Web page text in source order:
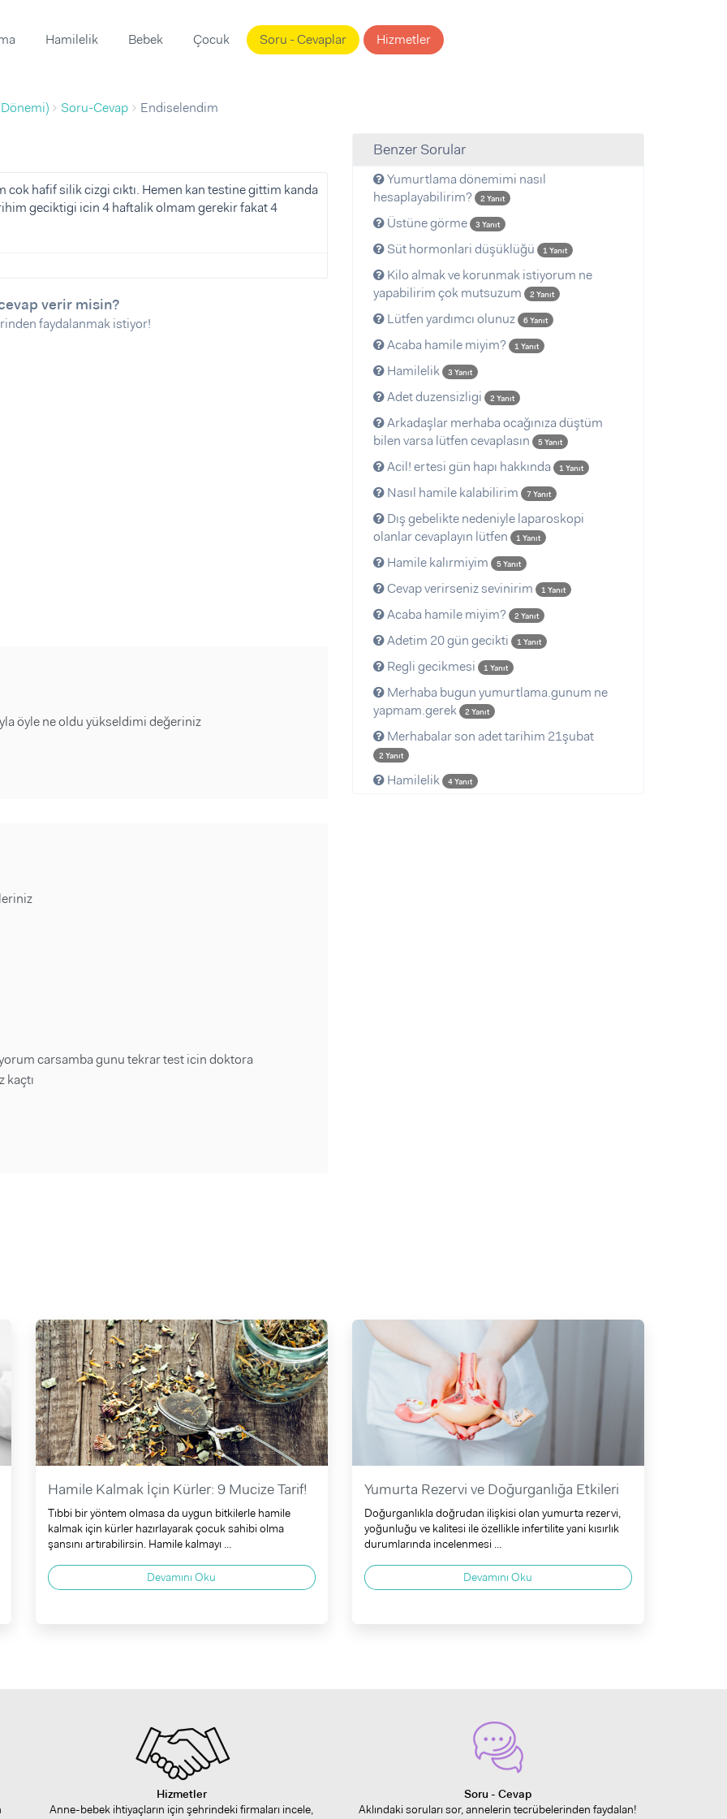
Hamilelik Bebek Çocuk Soru - Cevaplar Hizmetler
Soru-Cevap Endiselendim
hafif silik cizgi cıktı. Hemen kan testine gittim kanda
geciktigi icin 4 haftalik olmam gerekir fakat 4
verir misin?
faydalanmak istiyor!
öyle ne oldu yükseldimi değeriniz
carsamba gunu tekrar test icin doktora
kaçtı
Benzer Sorular
Yumurtlama dönemimi nasıl
hesaplayabilirim?
2 Yanıt
Üstüne görme 3 Yanıt
Süt hormonlari düşüklüğü 1 Yanıt
Kilo almak ve korunmak istiyorum ne
yapabilirim çok mutsuzum
2 Yanıt
Lütfen yardımcı olunuz 6 Yanıt
Acaba hamile miyim? 1 Yanıt
Hamilelik 3 Yanıt
Adet duzensizligi 2 Yanıt
Arkadaşlar merhaba ocağınıza düştüm
bilen varsa lütfen cevaplasın
5 Yanıt
Acil! ertesi gün hapı hakkında 1 Yanıt
Nasıl hamile kalabilirim 7 Yanıt
Dış gebelikte nedeniyle laparoskopi
olanlar cevaplayın lütfen
1 Yanıt
Hamile kalırmiyim 5 Yanıt
Cevap verirseniz sevinirim 1 Yanıt
Acaba hamile miyim? 2 Yanıt
Adetim 20 gün gecikti 1 Yanıt
Regli gecikmesi 1 Yanıt
Merhaba bugun yumurtlama.gunum ne
yapmam.gerek
2 Yanıt
Merhabalar son adet tarihim 21şubat
2 Yanıt
Hamilelik 4 Yanıt
Hamile Kalmak İçin Kürler: 9 Mucize Tarif!
Tıbbi bir yöntem olmasa da uygun bitkilerle hamile
kalmak için kürler hazırlayarak çocuk sahibi olma
şansını artırabilirsin. Hamile kalmayı ...
Devamını Oku
Yumurta Rezervi ve Doğurganlığa Etkileri
Doğurganlıkla doğrudan ilişkisi olan yumurta rezervi,
yoğunluğu ve kalitesi ile özellikle infertilite yani kısırlık
durumlarında incelenmesi ...
Devamını Oku
Hizmetler
Anne-bebek ihtiyaçların için şehrindeki firmaları incele,
Soru - Cevap
Aklındaki soruları sor, annelerin tecrübelerinden faydalan!